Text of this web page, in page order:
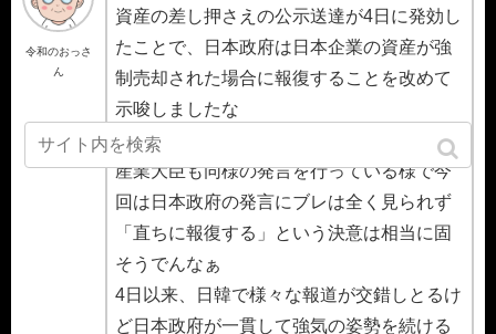
令和のおっさ
ん
資産の差し押さえの公示送達が4日に発効し
たことで、日本政府は日本企業の資産が強
制売却された場合に報復することを改めて
示唆しましたな
菅官房長官を始めとして財務・外務・経済
産業大臣も同様の発言を行っている様で今
回は日本政府の発言にブレは全く見られず
「直ちに報復する」という決意は相当に固
そうでんなぁ
4日以来、日韓で様々な報道が交錯しとるけ
ど日本政府が一貫して強気の姿勢を続ける